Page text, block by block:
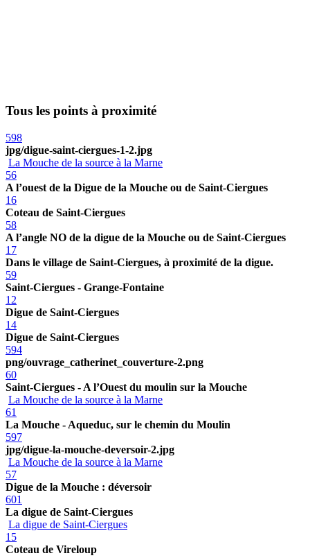
Tous les points à proximité
598
jpg/digue-saint-ciergues-1-2.jpg
La Mouche de la source à la Marne
56
A l’ouest de la Digue de la Mouche ou de Saint-Ciergues
16
Coteau de Saint-Ciergues
58
A l’angle NO de la digue de la Mouche ou de Saint-Ciergues
17
Dans le village de Saint-Ciergues, à proximité de la digue.
59
Saint-Ciergues - Grange-Fontaine
12
Digue de Saint-Ciergues
14
Digue de Saint-Ciergues
594
png/ouvrage_catherinet_couverture-2.png
60
Saint-Ciergues - A l’Ouest du moulin sur la Mouche
La Mouche de la source à la Marne
61
La Mouche - Aqueduc, sur le chemin du Moulin
597
jpg/digue-la-mouche-deversoir-2.jpg
La Mouche de la source à la Marne
57
Digue de la Mouche : déversoir
601
La digue de Saint-Ciergues
La digue de Saint-Ciergues
15
Coteau de Vireloup